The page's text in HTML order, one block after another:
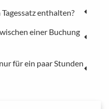
enthalten?
einer Buchung
für ein paar Stunden